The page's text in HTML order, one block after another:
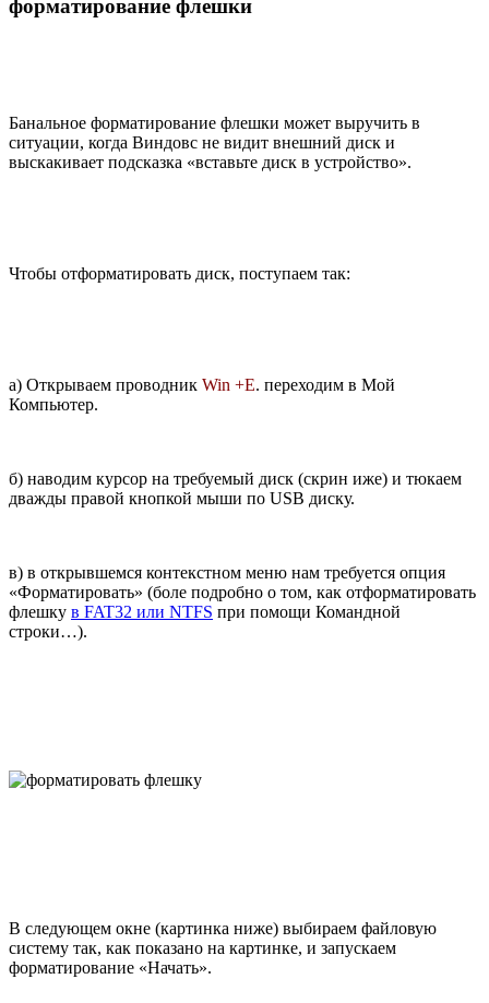
форматирование флешки
Банальное форматирование флешки может выручить в
ситуации, когда Виндовс не видит внешний диск и
выскакивает подсказка «вставьте диск в устройство».
Чтобы отформатировать диск, поступаем так:
а) Открываем проводник Win +E. переходим в Мой
Компьютер.
б) наводим курсор на требуемый диск (скрин иже) и тюкаем
дважды правой кнопкой мыши по USB диску.
в) в открывшемся контекстном меню нам требуется опция
«Форматировать» (боле подробно о том, как отформатировать
флешку в FAT32 или NTFS при помощи Командной
строки…).
В следующем окне (картинка ниже) выбираем файловую
систему так, как показано на картинке, и запускаем
форматирование «Начать».